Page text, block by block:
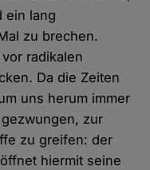
ein lang
zu brechen.
radikalen
Da die Zeiten
uns herum immer
zur
zu greifen: der
hiermit seine